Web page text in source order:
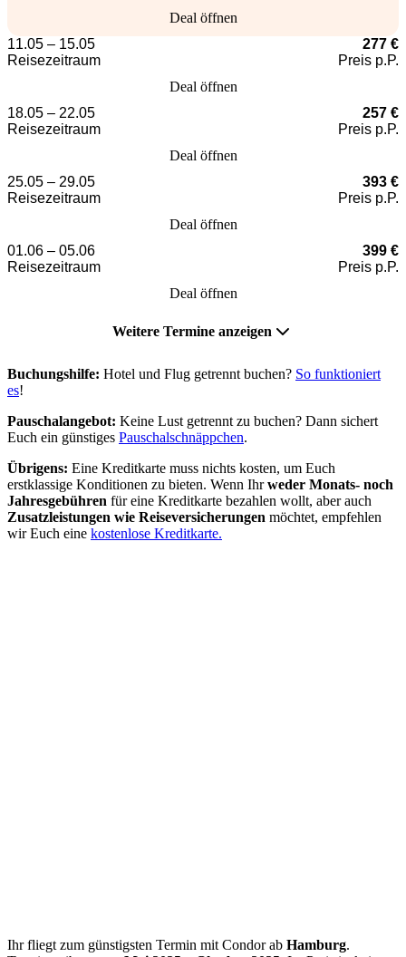
Deal öffnen
11.05 – 15.05
Reisezeitraum
277 €
Preis p.P.
Deal öffnen
18.05 – 22.05
Reisezeitraum
257 €
Preis p.P.
Deal öffnen
25.05 – 29.05
Reisezeitraum
393 €
Preis p.P.
Deal öffnen
01.06 – 05.06
Reisezeitraum
399 €
Preis p.P.
Deal öffnen
Weitere Termine anzeigen
Buchungshilfe: Hotel und Flug getrennt buchen? So funktioniert
es!
Pauschalangebot: Keine Lust getrennt zu buchen? Dann sichert
Euch ein günstiges Pauschalschnäppchen.
Übrigens: Eine Kreditkarte muss nichts kosten, um Euch
erstklassige Konditionen zu bieten. Wenn Ihrweder Monats- noch
Jahresgebühren für eine Kreditkarte bezahlen wollt, aber auch
Zusatzleistungen wie Reiseversicherungen möchtet, empfehlen
wir Euch eine kostenlose Kreditkarte.
Ihr fliegt zum günstigsten Termin mit Condor ab Hamburg.